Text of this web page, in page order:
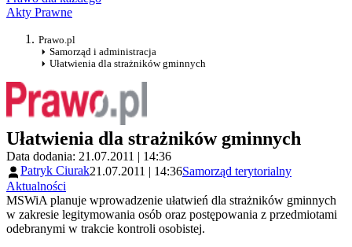
Akty Prawne
Prawo.pl
Samorząd i administracja
Ułatwienia dla strażników gminnych
Ułatwienia dla strażników gminnych
Data dodania: 21.07.2011 | 14:36
Patryk Ciurak21.07.2011 | 14:36Samorząd terytorialny
Aktualności
MSWiA planuje wprowadzenie ułatwień dla strażników gminnych
w zakresie legitymowania osób oraz postępowania z przedmiotami
odebranymi w trakcie kontroli osobistej.